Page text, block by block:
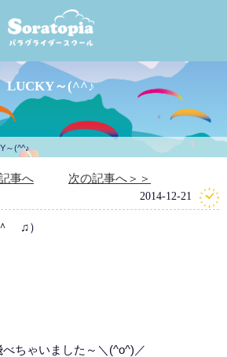
～(^^♪
LUCKY～(^^♪
事へ 次の記事へ＞＞
2014-12-21
♫）
ちゃいました～＼(^o^)／